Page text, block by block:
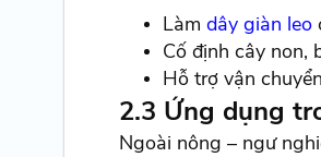
Làm dây giàn leo
Cố định cây non,
Hỗ trợ vận
2.3 Ứng dụng
Ngoài nông – ngư